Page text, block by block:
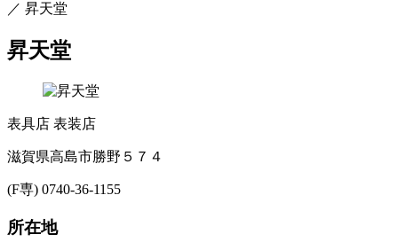
／ 昇天堂
昇天堂
表具店 表装店
滋賀県高島市勝野５７４
(F専) 0740-36-1155
所在地